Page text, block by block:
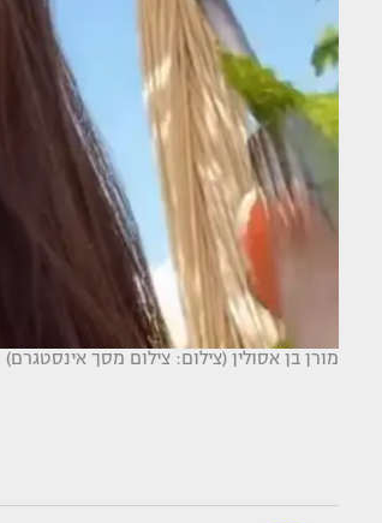
מורן בן אסולין (צילום: צילום מסך אינסטגרם)